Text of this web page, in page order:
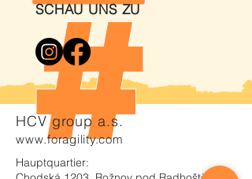
SCHAU UNS ZU
HCV group a.s.
www.foragility.com
Hauptquartier: